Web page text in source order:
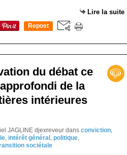
Lire la suite
Repost
du débat ce
de la
intérieures
JAGLINE djexreveur dans conviction,
, intérêt général , politique,
sociétale